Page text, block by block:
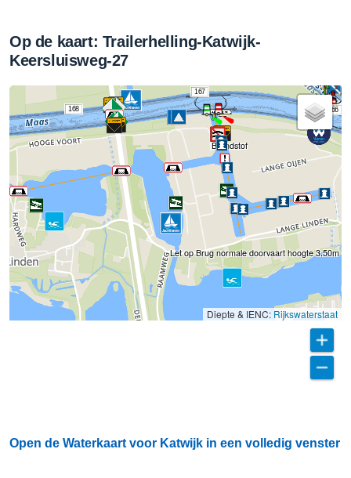
Op de kaart: Trailerhelling-Katwijk-
Keersluisweg-27
168 166
167
Let op Brug normale doorvaart hoogte 3.50m
Brandstof
Diepte & IENC: Rijkswaterstaat
Open de Waterkaart voor Katwijk in een volledig venster